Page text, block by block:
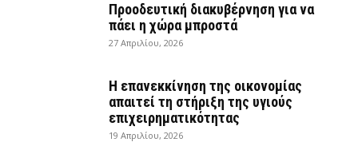
Προοδευτική διακυβέρνηση για να
πάει η χώρα μπροστά
27 Απριλίου, 2026
Η επανεκκίνηση της οικονομίας
απαιτεί τη στήριξη της υγιούς
επιχειρηματικότητας
19 Απριλίου, 2026